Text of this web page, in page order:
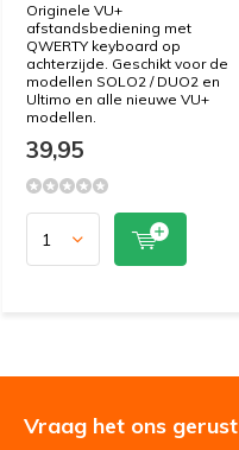
Originele VU+
afstandsbediening met
QWERTY keyboard op
achterzijde. Geschikt voor de
modellen SOLO2 / DUO2 en
Ultimo en alle nieuwe VU+
modellen.
39,95
Vraag het ons gerust